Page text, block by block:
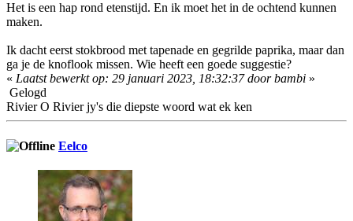
Het is een hap rond etenstijd. En ik moet het in de ochtend kunnen
maken.
Ik dacht eerst stokbrood met tapenade en gegrilde paprika, maar dan
ga je de knoflook missen. Wie heeft een goede suggestie?
« Laatst bewerkt op: 29 januari 2023, 18:32:37 door bambi »
Gelogd
Rivier O Rivier jy's die diepste woord wat ek ken
Eelco